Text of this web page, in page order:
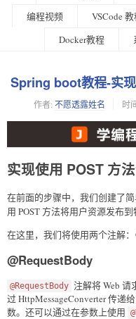
编程视频
VSCode
Docker教程
Spring boot教程-实
作者: 不愿透露姓名 时
实现使用 POST 方
在前面的步骤中，我们创建了
用 POST 方法将用户资源发布
在这里，我们将使用两个注解：
@RequestBody
@RequestBody 注解将 Web
过 HttpMessageConverter 传递
数。还可以通过在参数上使用